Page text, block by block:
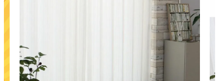
最短発送 ワークデスク